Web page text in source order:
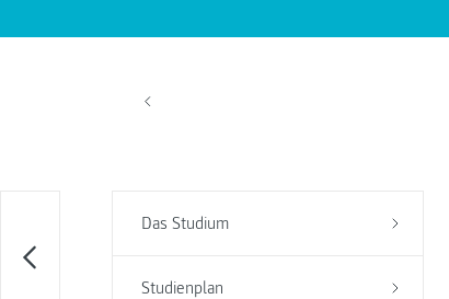
Das Studium
Studienplan